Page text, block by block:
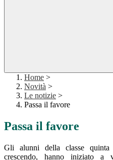
Home >
Novità >
Le notizie >
Passa il favore
Passa il favore
Gli alunni della classe
crescendo, hanno iniziato a